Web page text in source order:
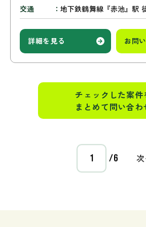
交通
地下鉄鶴舞線『赤池』駅
詳細を見る お問
チェックした案件
まとめて問い合わ
/6